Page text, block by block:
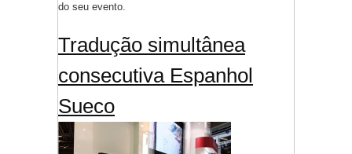
do seu evento.
Tradução simultânea
consecutiva Espanhol
Sueco